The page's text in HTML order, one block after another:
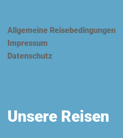
Allgemeine Reisebedingungen
Impressum
Datenschutz
Unsere Reisen